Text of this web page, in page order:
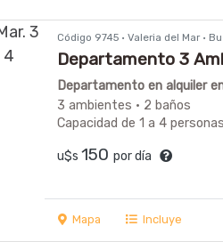
Código 9745 · Valeria del Mar ·
Departamento 3
con cochera
Departamento en alquiler
3 ambientes · 2 baños
Capacidad de 1 a 4 personas
u$s 150 por día
Mapa Incluye